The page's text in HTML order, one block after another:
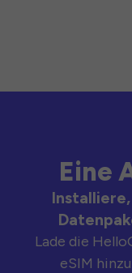
Eine
Lade die
eSIM